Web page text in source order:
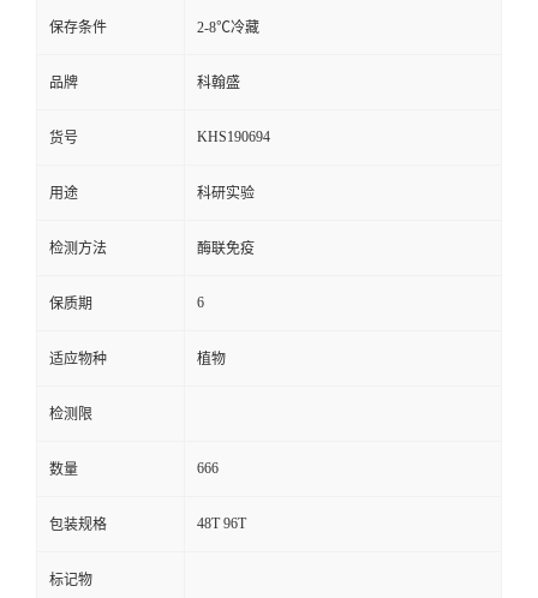
保存条件 2-8℃冷藏
品牌 科翰盛
货号 KHS190694
用途 科研实验
检测方法 酶联免疫
保质期 6
适应物种 植物
检测限
数量 666
包装规格 48T 96T
标记物